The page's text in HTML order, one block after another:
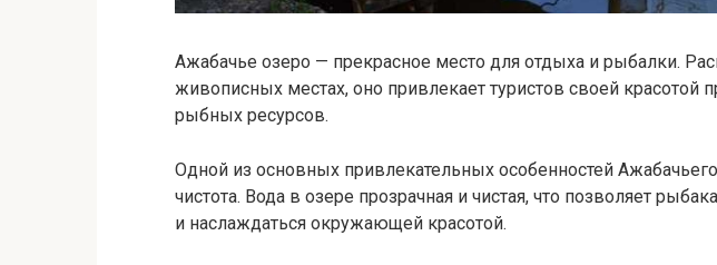
Ажабачье озеро — прекрасное место для отдыха и рыбалки.
живописных местах, оно привлекает туристов своей красотой
рыбных ресурсов.
Одной из основных привлекательных особенностей Ажабачьего
чистота. Вода в озере прозрачная и чистая, что позволяет
и наслаждаться окружающей красотой.